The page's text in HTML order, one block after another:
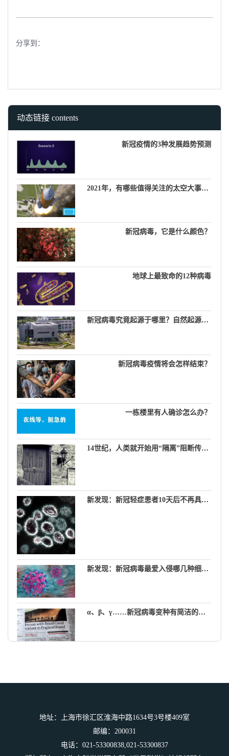
分享到：
动态链接 contents
新冠疫情的3种发展趋势预测
2021年，有哪些值得关注的太空大事件？
新冠病毒，它是什么颜色？
地球上最致命的12种病毒
新冠病毒究竟起源于哪里？自然起源说，生物武器说，实验室泄漏说……
新冠病毒疫情将会怎样结束？
一栋楼里有人确诊怎么办？
14世纪，人类就开始用“隔离”阻断传染病
新发现：新冠轻症患者10天后不再具有传染性
新发现：新冠病毒最爱入侵哪几种细胞？
α、β、γ……新冠病毒变种有简洁的新名字了
何权衡？
地址：上海市徐汇区淮海中路1634号3号楼409室
邮编：200031
电话：021-53300838,021-53300837